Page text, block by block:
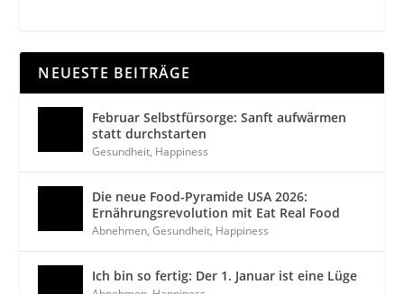
NEUESTE BEITRÄGE
Februar Selbstfürsorge: Sanft aufwärmen
statt durchstarten
Gesundheit, Happiness
Die neue Food-Pyramide USA 2026:
Ernährungsrevolution mit Eat Real Food
Abnehmen,Gesundheit, Happiness
Ich bin so fertig: Der 1. Januar ist eine Lüge